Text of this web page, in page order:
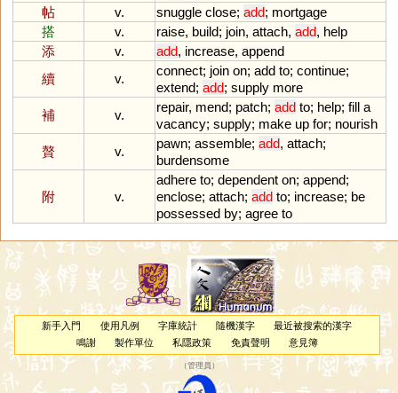
帖
v. snuggle close; add; mortgage
搭
v. raise, build; join, attach, add, help
添
v. add, increase, append
續
v.
connect; join on; add to; continue;
extend; add; supply more
補
v.
repair, mend; patch; add to; help; fill a
vacancy; supply; make up for; nourish
贅
v.
pawn; assemble; add, attach;
burdensome
附 v.
adhere to; dependent on; append;
enclose; attach; add to; increase; be
possessed by; agree to
新手入門 使用凡例 字庫統計 隨機漢字
最近被搜索的漢字
鳴謝
製作單位 私隱政策 免責聲明 意見簿
（管理員 ）